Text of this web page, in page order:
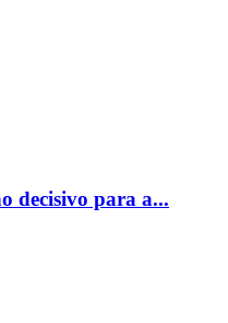
decisivo para a...